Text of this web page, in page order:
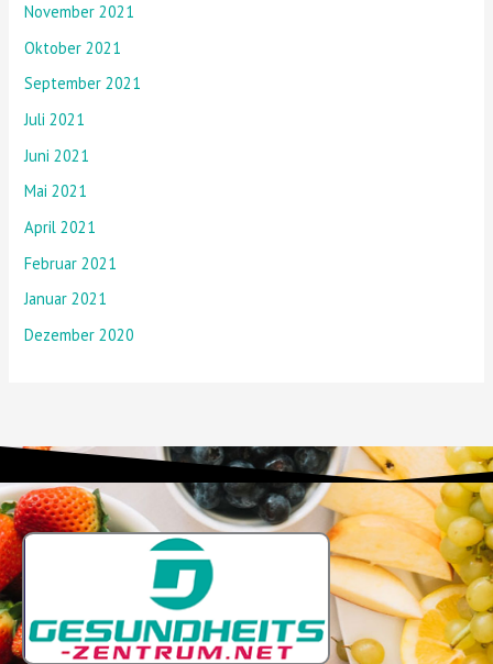
November 2021
Oktober 2021
September 2021
Juli 2021
Juni 2021
Mai 2021
April 2021
Februar 2021
Januar 2021
Dezember 2020